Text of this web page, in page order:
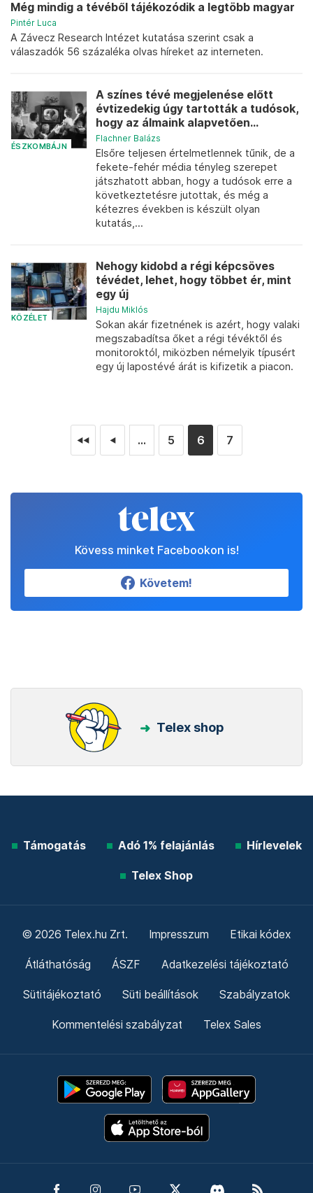
Még mindig a tévéből tájékozódik a legtöbb magyar
Pintér Luca
A Závecz Research Intézet kutatása szerint csak a
válaszadók 56 százaléka olvas híreket az interneten.
ÉSZKOMBÁJN
A színes tévé megjelenése előtt
évtizedekig úgy tartották a tudósok,
hogy az álmaink alapvetően...
Flachner Balázs
Elsőre teljesen értelmetlennek tűnik, de a
fekete-fehér média tényleg szerepet
játszhatott abban, hogy a tudósok erre a
következtetésre jutottak, és még a
kétezres években is készült olyan
kutatás,...
KÖZÉLET
Nehogy kidobd a régi képcsöves
tévédet, lehet, hogy többet ér, mint
egy új
Hajdu Miklós
Sokan akár fizetnének is azért, hogy valaki
megszabadítsa őket a régi tévéktől és
monitoroktól, miközben némelyik típusért
egy új lapostévé árát is kifizetik a piacon.
◄◄ ◄ ... 5 6 7
Kövess minket Facebookon is!
Követem!
Telex shop
Támogatás Adó 1% felajánlás Hírlevelek
Telex Shop
© 2026 Telex.hu Zrt. Impresszum Etikai kódex
Átláthatóság ÁSZF Adatkezelési tájékoztató
Sütitájékoztató Süti beállítások Szabályzatok
Kommentelési szabályzat Telex Sales